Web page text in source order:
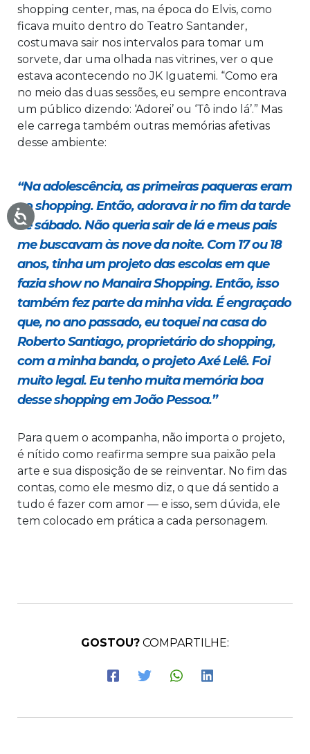
shopping center, mas, na época do Elvis, como
ficava muito dentro do Teatro Santander,
costumava sair nos intervalos para tomar um
sorvete, dar uma olhada nas vitrines, ver o que
estava acontecendo no JK Iguatemi. “Como era
no meio das duas sessões, eu sempre encontrava
um público dizendo: ‘Adorei’ ou ‘Tô indo lá’.” Mas
ele carrega também outras memórias afetivas
desse ambiente:
“Na adolescência, as primeiras paqueras eram
no shopping. Então, adorava ir no fim da tarde
de sábado. Não queria sair de lá e meus pais
me buscavam às nove da noite. Com 17 ou 18
anos, tinha um projeto das escolas em que
fazia show no Manaira Shopping. Então, isso
também fez parte da minha vida. É engraçado
que, no ano passado, eu toquei na casa do
Roberto Santiago, proprietário do shopping,
com a minha banda, o projeto Axé Lelê. Foi
muito legal. Eu tenho muita memória boa
desse shopping em João Pessoa.”
Para quem o acompanha, não importa o projeto,
é nítido como reafirma sempre sua paixão pela
arte e sua disposição de se reinventar. No fim das
contas, como ele mesmo diz, o que dá sentido a
tudo é fazer com amor — e isso, sem dúvida, ele
tem colocado em prática a cada personagem.
GOSTOU? COMPARTILHE: